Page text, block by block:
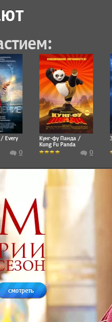
Every
0
Кунг-фу Панда /
Kung Fu Panda
0
смотреть